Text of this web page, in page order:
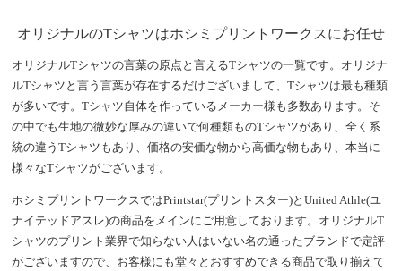
オリジナルのTシャツはホシミプリントワークスにお任せ
オリジナルTシャツの言葉の原点と言えるTシャツの一覧です。オリジナ
ルTシャツと言う言葉が存在するだけございまして、Tシャツは最も種類
が多いです。Tシャツ自体を作っているメーカー様も多数あります。そ
の中でも生地の微妙な厚みの違いで何種類ものTシャツがあり、全く系
統の違うTシャツもあり、価格の安価な物から高価な物もあり、本当に
様々なTシャツがございます。
ホシミプリントワークスではPrintstar(プリントスター)とUnited Athle(ユ
ナイテッドアスレ)の商品をメインにご用意しております。オリジナルT
シャツのプリント業界で知らない人はいない名の通ったブランドで定評
がございますので、お客様にも堂々とおすすめできる商品で取り揃えて